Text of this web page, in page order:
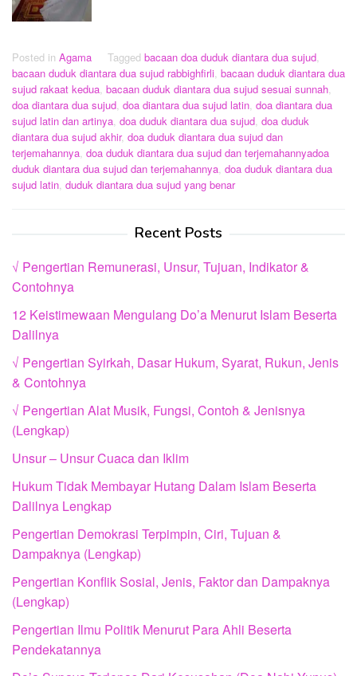
Posted in Agama Tagged bacaan doa duduk diantara dua sujud,
bacaan duduk diantara dua sujud rabbighfirli, bacaan duduk diantara dua
sujud rakaat kedua, bacaan duduk diantara dua sujud sesuai sunnah,
doa diantara dua sujud, doa diantara dua sujud latin, doa diantara dua
sujud latin dan artinya, doa duduk diantara dua sujud, doa duduk
diantara dua sujud akhir, doa duduk diantara dua sujud dan
terjemahannya, doa duduk diantara dua sujud dan terjemahannyadoa
duduk diantara dua sujud dan terjemahannya, doa duduk diantara dua
sujud latin, duduk diantara dua sujud yang benar
Recent Posts
√ Pengertian Remunerasi, Unsur, Tujuan, Indikator &
Contohnya
12 Keistimewaan Mengulang Do’a Menurut Islam Beserta
Dalilnya
√ Pengertian Syirkah, Dasar Hukum, Syarat, Rukun, Jenis
& Contohnya
√ Pengertian Alat Musik, Fungsi, Contoh & Jenisnya
(Lengkap)
Unsur – Unsur Cuaca dan Iklim
Hukum Tidak Membayar Hutang Dalam Islam Beserta
Dalilnya Lengkap
Pengertian Demokrasi Terpimpin, Ciri, Tujuan &
Dampaknya (Lengkap)
Pengertian Konflik Sosial, Jenis, Faktor dan Dampaknya
(Lengkap)
Pengertian Ilmu Politik Menurut Para Ahli Beserta
Pendekatannya